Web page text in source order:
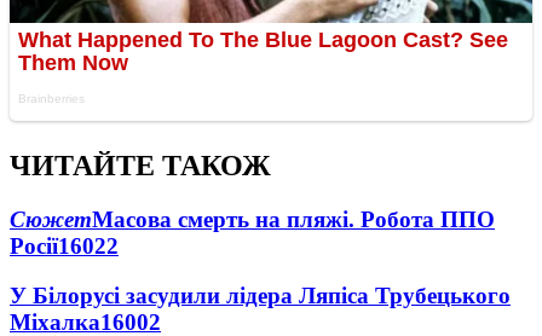
ЧИТАЙТЕ ТАКОЖ
СюжетМасова смерть на пляжі. Робота ППО
Росії16022
У Білорусі засудили лідера Ляпіса Трубецького
Міхалка16002